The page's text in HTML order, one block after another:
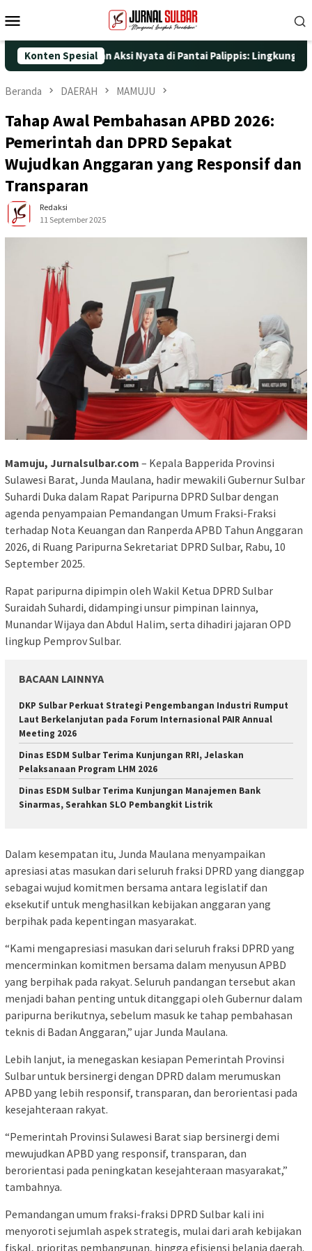
ke
Mobile
Konten Spesial
25 dengan Aksi Nyata di Pantai Palippis: Lingkungan dan
Beranda DAERAH MAMUJU
Tahap Awal Pembahasan APBD 2026:
Pemerintah dan DPRD Sepakat
Wujudkan Anggaran yang Responsif dan
Transparan
Redaksi
11 September 2025
Mamuju, Jurnalsulbar.com – Kepala Bapperida Provinsi
Sulawesi Barat, Junda Maulana, hadir mewakili Gubernur Sulbar
Suhardi Duka dalam Rapat Paripurna DPRD Sulbar dengan
agenda penyampaian Pemandangan Umum Fraksi-Fraksi
terhadap Nota Keuangan dan Ranperda APBD Tahun Anggaran
2026, di Ruang Paripurna Sekretariat DPRD Sulbar, Rabu, 10
September 2025.
Rapat paripurna dipimpin oleh Wakil Ketua DPRD Sulbar
Suraidah Suhardi, didampingi unsur pimpinan lainnya,
Munandar Wijaya dan Abdul Halim, serta dihadiri jajaran OPD
lingkup Pemprov Sulbar.
BACAAN LAINNYA
DKP Sulbar Perkuat Strategi Pengembangan Industri Rumput
Laut Berkelanjutan pada Forum Internasional PAIR Annual
Meeting 2026
Dinas ESDM Sulbar Terima Kunjungan RRI, Jelaskan
Pelaksanaan Program LHM 2026
Dinas ESDM Sulbar Terima Kunjungan Manajemen Bank
Sinarmas, Serahkan SLO Pembangkit Listrik
Dalam kesempatan itu, Junda Maulana menyampaikan
apresiasi atas masukan dari seluruh fraksi DPRD yang dianggap
sebagai wujud komitmen bersama antara legislatif dan
eksekutif untuk menghasilkan kebijakan anggaran yang
berpihak pada kepentingan masyarakat.
“Kami mengapresiasi masukan dari seluruh fraksi DPRD yang
mencerminkan komitmen bersama dalam menyusun APBD
yang berpihak pada rakyat. Seluruh pandangan tersebut akan
menjadi bahan penting untuk ditanggapi oleh Gubernur dalam
paripurna berikutnya, sebelum masuk ke tahap pembahasan
teknis di Badan Anggaran,” ujar Junda Maulana.
Lebih lanjut, ia menegaskan kesiapan Pemerintah Provinsi
Sulbar untuk bersinergi dengan DPRD dalam merumuskan
APBD yang lebih responsif, transparan, dan berorientasi pada
kesejahteraan rakyat.
“Pemerintah Provinsi Sulawesi Barat siap bersinergi demi
mewujudkan APBD yang responsif, transparan, dan
berorientasi pada peningkatan kesejahteraan masyarakat,”
tambahnya.
Pemandangan umum fraksi-fraksi DPRD Sulbar kali ini
menyoroti sejumlah aspek strategis, mulai dari arah kebijakan
fiskal, prioritas pembangunan, hingga efisiensi belanja daerah.